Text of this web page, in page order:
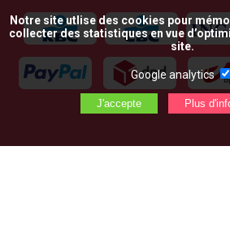
Notre site utlise des cookies pour
collecter des statistiques en vue
site.
Google analytics